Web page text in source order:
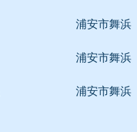
浦安市舞浜
浦安市舞浜
浦安市舞浜